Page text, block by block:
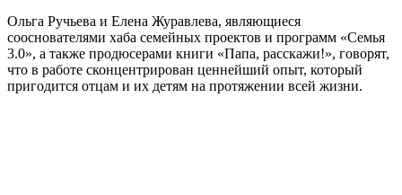
Ольга Ручьева и Елена Журавлева, являющиеся
сооснователями хаба семейных проектов и программ «Семья
3.0», а также продюсерами книги «Папа, расскажи!», говорят,
что в работе сконцентрирован ценнейший опыт, который
пригодится отцам и их детям на протяжении всей жизни.